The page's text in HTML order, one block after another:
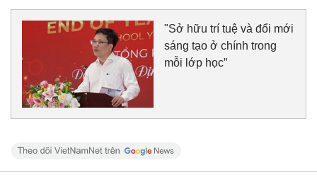
"Sở hữu trí tuệ và đổi mới
sáng tạo ở chính trong
mỗi lớp học”